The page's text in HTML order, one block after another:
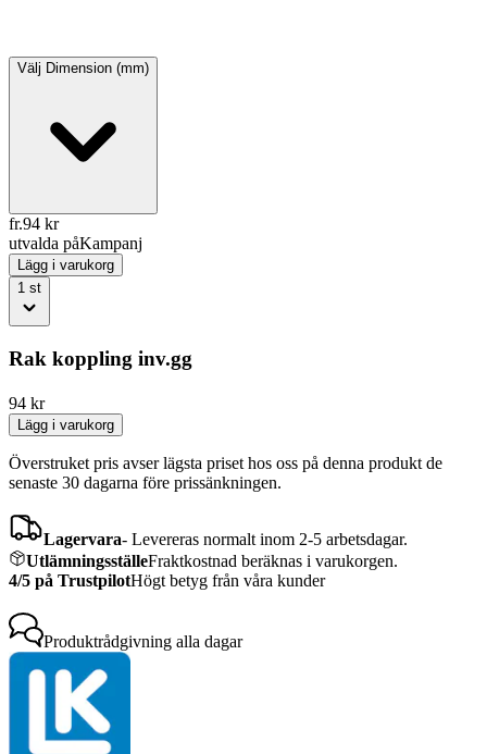
Välj Dimension (mm)
fr.94 kr
utvalda påKampanj
Lägg i varukorg
1 st
Rak koppling inv.gg
94 kr
Lägg i varukorg
Överstruket pris avser lägsta priset hos oss på denna produkt de
senaste 30 dagarna före prissänkningen.
Lagervara- Levereras normalt inom 2-5 arbetsdagar.
UtlämningsställeFraktkostnad beräknas i varukorgen.
4/5 på TrustpilotHögt betyg från våra kunder
Produktrådgivning alla dagar